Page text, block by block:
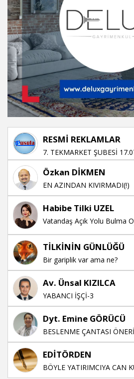
RESMİ REKLAMLAR
7. TEKMARKET ŞUBESİ
Özkan DİKMEN
EN AZINDAN KIVIRMADI(!)
Habibe Tilki UZEL
Vatandaş Açık Yolu Bulma
TİLKİNİN GÜNLÜĞÜ
Bir gariplik var ama ne?
Av. Ünsal KIZILCA
YABANCI İŞÇİ-3
Dyt. Emine GÖRÜCÜ
BESLENME ÇANTASI
EDİTÖRDEN
BÖYLE YATIRIMCIYA CAN